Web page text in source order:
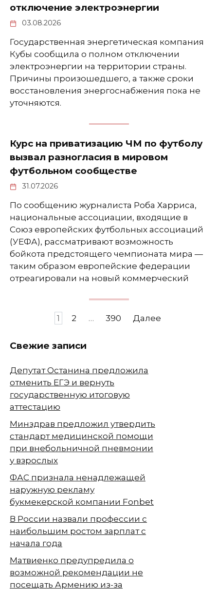
отключение электроэнергии
03.08.2026
Государственная энергетическая компания
Кубы сообщила о полном отключении
электроэнергии на территории страны.
Причины произошедшего, а также сроки
восстановления энергоснабжения пока не
уточняются.
Курс на приватизацию ЧМ по футболу
вызвал разногласия в мировом
футбольном сообществе
31.07.2026
По сообщению журналиста Роба Харриса,
национальные ассоциации, входящие в
Союз европейских футбольных ассоциаций
(УЕФА), рассматривают возможность
бойкота предстоящего чемпионата мира —
таким образом европейские федерации
отреагировали на новый коммерческий
записям
1 2 … 390 Далее
Свежие записи
Депутат Останина предложила
отменить ЕГЭ и вернуть
государственную итоговую
аттестацию
Минздрав предложил утвердить
стандарт медицинской помощи
при внебольничной пневмонии
у взрослых
ФАС признала ненадлежащей
наружную рекламу
букмекерской компании Fonbet
В России назвали профессии с
наибольшим ростом зарплат с
начала года
Матвиенко предупредила о
возможной рекомендации не
посещать Армению из-за